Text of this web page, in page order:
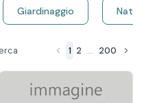
Giardinaggio
1 2 ... 200